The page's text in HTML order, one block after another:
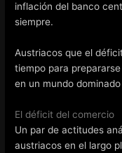
inflación del banco
siempre.
Austriacos que el
tiempo para
en un mundo
El déficit del comercio
Un par de actitudes
austriacos en el largo